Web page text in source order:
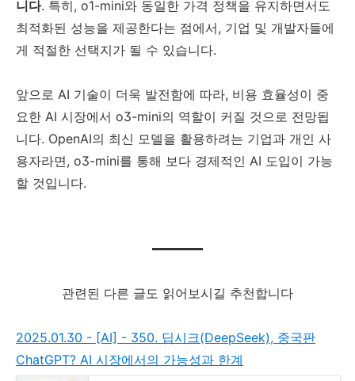
니다. 특히, o1-mini와 동일한 가격 정책을 유지하면서도
최적화된 성능을 제공한다는 점에서, 기업 및 개발자들에
게 적절한 선택지가 될 수 있습니다.
앞으로 AI 기술이 더욱 발전함에 따라, 비용 효율성이 중
요한 AI 시장에서 o3-mini의 역할이 커질 것으로 전망됩
니다. OpenAI의 최신 모델을 활용하려는 기업과 개인 사
용자라면, o3-mini를 통해 보다 경제적인 AI 도입이 가능
할 것입니다.
관련된 다른 글도 읽어보시길 추천합니다
2025.01.30 - [AI] - 350. 딥시크(DeepSeek), 중국판
ChatGPT? AI 시장에서의 가능성과 한계